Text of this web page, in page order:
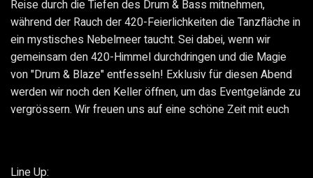
Reise durch die Tiefen des Drum & Bass mitnehmen,
während der Rauch der 420-Feierlichkeiten die Tanzfläche in
ein mystisches Nebelmeer taucht. Sei dabei, wenn wir
gemeinsam den 420-Himmel durchdringen und die Magie
von "Drum & Blaze" entfesseln! Exklusiv für diesen Abend
werden wir noch den Keller öffnen, um das Eventgelände zu
vergrössern. Wir freuen uns auf eine schöne Zeit mit euch
Line Up: